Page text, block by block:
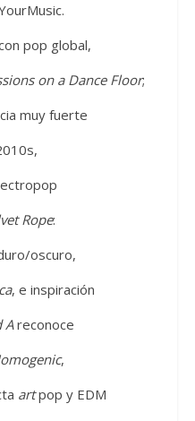
pop global,
on a Dance Floor;
muy fuerte
Rope:
oscuro,
, e inspiración
Areconoce
,
artpop y EDM